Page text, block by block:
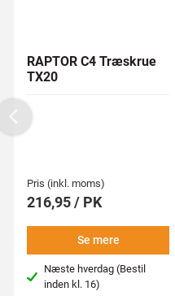
RAPTOR C4 Træskrue
TX20
Pris (inkl. moms)
216,95 / PK
Se mere
Næste hverdag (Bestil
inden kl. 16)
Previous